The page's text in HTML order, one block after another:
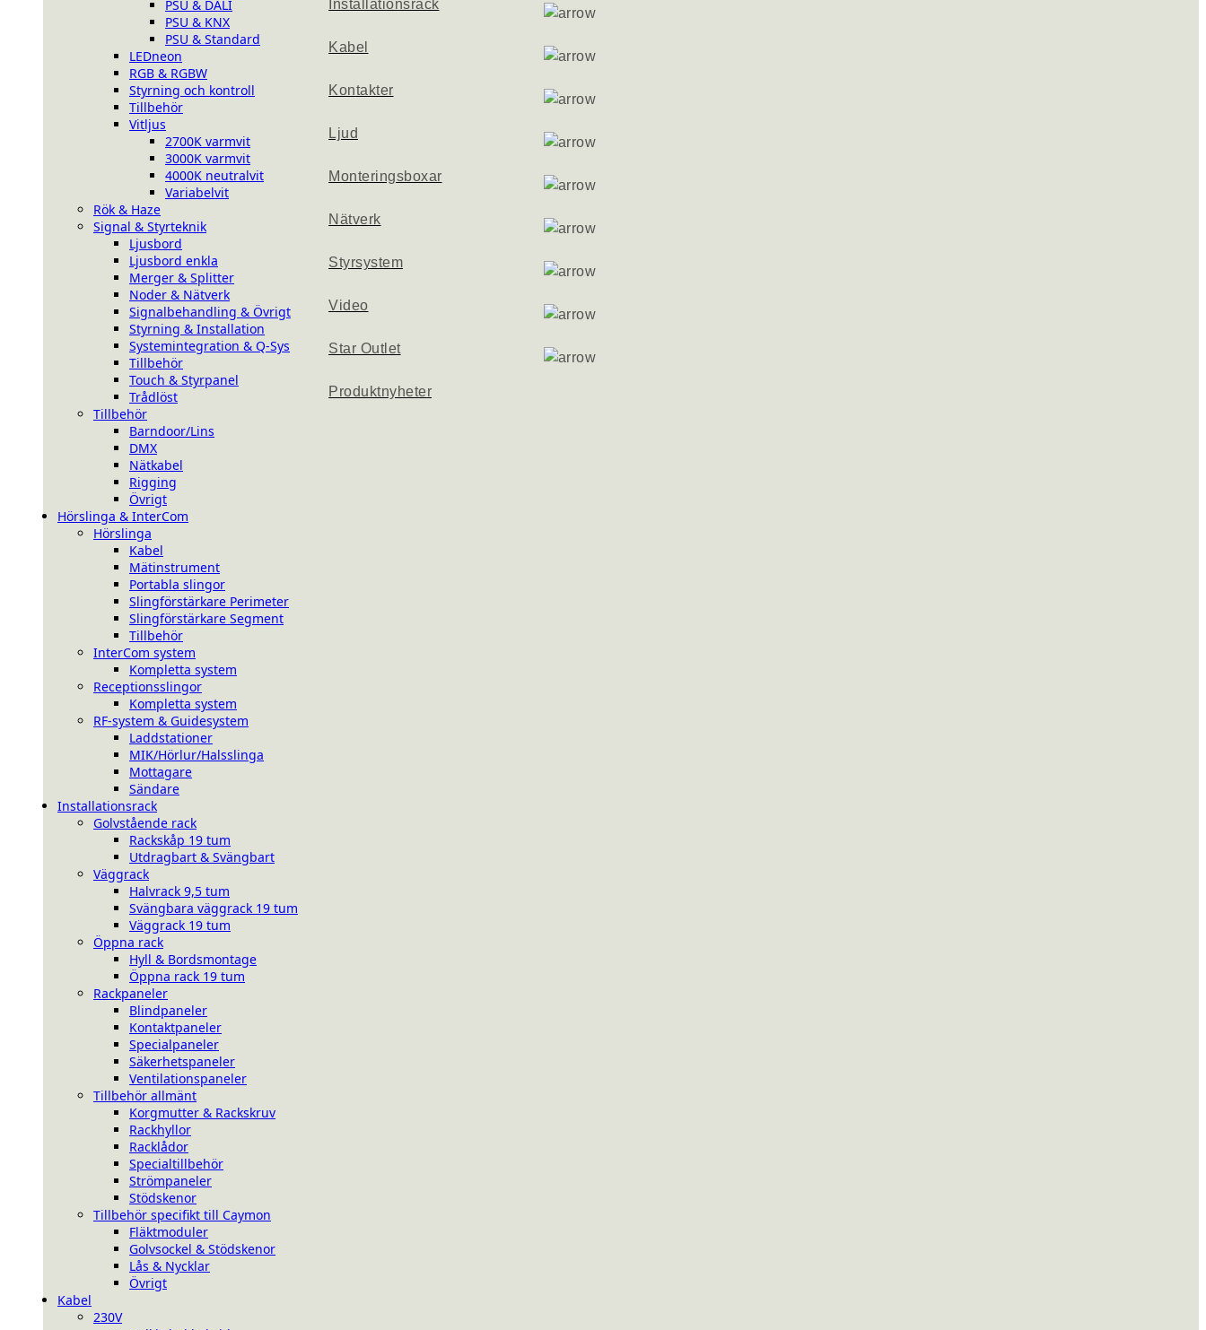
PSU & DALI
PSU & KNX
PSU & Standard
LEDneon
RGB & RGBW
Styrning och kontroll
Tillbehör
Vitljus
2700K varmvit
3000K varmvit
4000K neutralvit
Variabelvit
Rök & Haze
Signal & Styrteknik
Ljusbord
Ljusbord enkla
Merger & Splitter
Noder & Nätverk
Signalbehandling & Övrigt
Styrning & Installation
Systemintegration & Q-Sys
Tillbehör
Touch & Styrpanel
Trådlöst
Tillbehör
Barndoor/Lins
DMX
Nätkabel
Rigging
Övrigt
Hörslinga & InterCom
Hörslinga
Kabel
Mätinstrument
Portabla slingor
Slingförstärkare Perimeter
Slingförstärkare Segment
Tillbehör
InterCom system
Kompletta system
Receptionsslingor
Kompletta system
RF-system & Guidesystem
Laddstationer
MIK/Hörlur/Halsslinga
Mottagare
Sändare
Installationsrack
Golvstående rack
Rackskåp 19 tum
Utdragbart & Svängbart
Väggrack
Halvrack 9,5 tum
Svängbara väggrack 19 tum
Väggrack 19 tum
Öppna rack
Hyll & Bordsmontage
Öppna rack 19 tum
Rackpaneler
Blindpaneler
Kontaktpaneler
Specialpaneler
Säkerhetspaneler
Ventilationspaneler
Tillbehör allmänt
Korgmutter & Rackskruv
Rackhyllor
Racklådor
Specialtillbehör
Strömpaneler
Stödskenor
Tillbehör specifikt till Caymon
Fläktmoduler
Golvsockel & Stödskenor
Lås & Nycklar
Övrigt
Kabel
230V
Installationsrack
Kabel
Kontakter
Ljud
Monteringsboxar
Nätverk
Styrsystem
Video
Star Outlet
Produktnyheter